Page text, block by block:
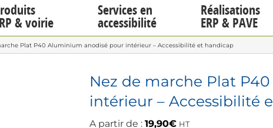
& voirie
Services en
accessibilité
Réalisations
ERP & PAVE
Plat P40 Aluminium anodisé pour intérieur – Accessibilité et handicap
Nez de marche Plat
intérieur – Accessibilité
A partir de : 19,90€ HT